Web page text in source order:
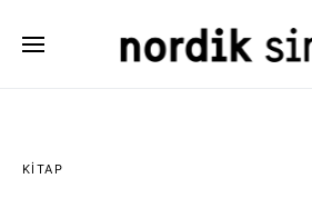
KITAP